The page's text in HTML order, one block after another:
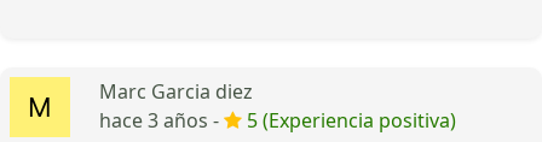
Marc Garcia diez
hace 3 años -
5 (Experiencia positiva)